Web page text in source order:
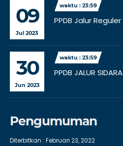
09
Jul 2023
waktu : 23:59
PPDB Jalur Reguler
30
Jun 2023
waktu : 23:59
PPDB JALUR SIDARA
Pengumuman
Diterbitkan : Februari 23, 2022